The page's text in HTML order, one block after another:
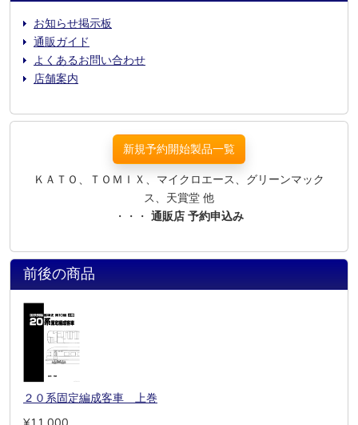
お知らせ掲示板
通販ガイド
よくあるお問い合わせ
店舗案内
新規予約開始製品一覧
ＫＡＴＯ、ＴＯＭＩＸ、マイクロエース、グリーンマック
ス、天賞堂 他
・・・ 通販店 予約申込み
前後の商品
２０系固定編成客車 上巻